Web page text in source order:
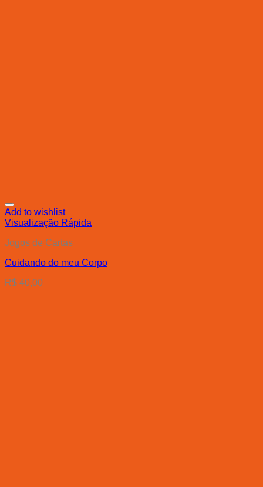
Add to wishlist
Visualização Rápida
Jogos de Cartas
Cuidando do meu Corpo
R$ 40,00